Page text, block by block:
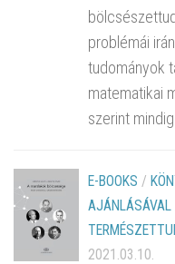
problémái
tudományok
matematikai
szerint
E-BOOKS /
AJÁNLÁSÁVAL
2021.03.10.